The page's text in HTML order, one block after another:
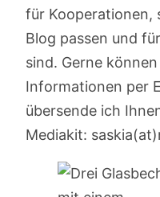
für Kooperationen,
Blog passen und
sind. Gerne
Informationen per
übersende ich
Mediakit: